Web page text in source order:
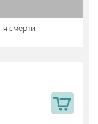
смерти